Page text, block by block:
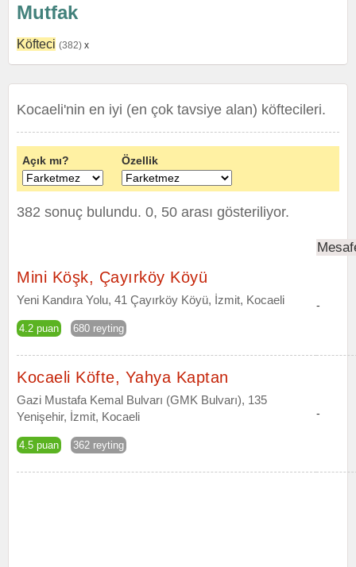
Mutfak
Köfteci (382) x
Kocaeli'nin en iyi (en çok tavsiye alan) köftecileri.
Açık mı? Özellik
382 sonuç bulundu. 0, 50 arası gösteriliyor.
Mini Köşk, Çayırköy Köyü
Yeni Kandıra Yolu, 41 Çayırköy Köyü, İzmit, Kocaeli
4.2 puan 680 reyting
-
Kocaeli Köfte, Yahya Kaptan
Gazi Mustafa Kemal Bulvarı (GMK Bulvarı), 135
Yenişehir, İzmit, Kocaeli
4.5 puan 362 reyting
-